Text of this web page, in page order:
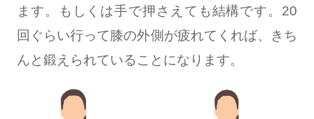
ます。もしくは手で押さえても結構です。20
回ぐらい行って膝の外側が疲れてくれば、きち
んと鍛えられていることになります。